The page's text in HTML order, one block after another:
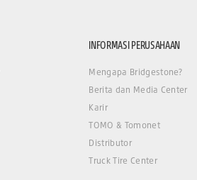
INFORMASI PERUSAHAAN
Mengapa Bridgestone?
Berita dan Media Center
Karir
TOMO & Tomonet
Distributor
Truck Tire Center